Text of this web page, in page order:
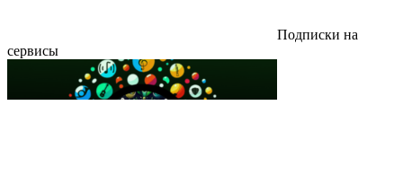
Подписки на
сервисы